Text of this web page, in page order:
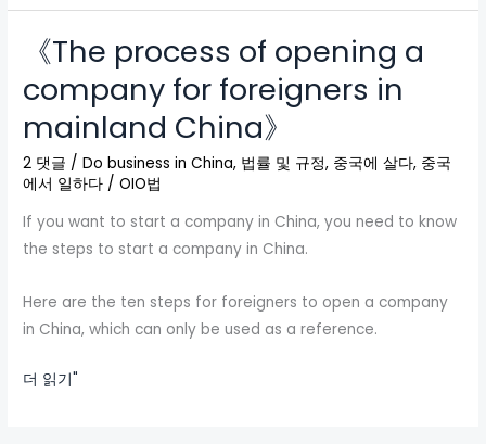
《The process of opening a
company for foreigners in
mainland China》
2 댓글 /Do business in China, 법률 및 규정, 중국에 살다, 중국
에서 일하다 /OIO법
If you want to start a company in China, you need to know
the steps to start a company in China.
Here are the ten steps for foreigners to open a company
in China, which can only be used as a reference.
《The
of
opening
a
company
foreigners
더 읽기"